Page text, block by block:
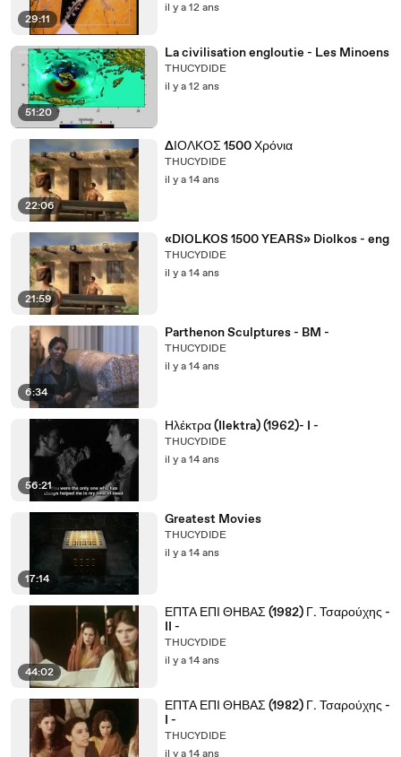
29:11
il y a 12 ans
51:20
La civilisation engloutie - Les Minoens
THUCYDIDE
il y a 12 ans
22:06
ΔΙΟΛΚΟΣ 1500 Χρόνια
THUCYDIDE
il y a 14 ans
21:59
«DIOLKOS 1500 YEARS» Diolkos - eng
THUCYDIDE
il y a 14 ans
6:34
Parthenon Sculptures - BM -
THUCYDIDE
il y a 14 ans
56:21
Ηλέκτρα (Ilektra) (1962)- I -
THUCYDIDE
il y a 14 ans
17:14
Greatest Movies
THUCYDIDE
il y a 14 ans
44:02
ΕΠΤΑ ΕΠΙ ΘΗΒΑΣ (1982) Γ. Τσαρούχης -
II -
THUCYDIDE
il y a 14 ans
ΕΠΤΑ ΕΠΙ ΘΗΒΑΣ (1982) Γ. Τσαρούχης -
I -
THUCYDIDE